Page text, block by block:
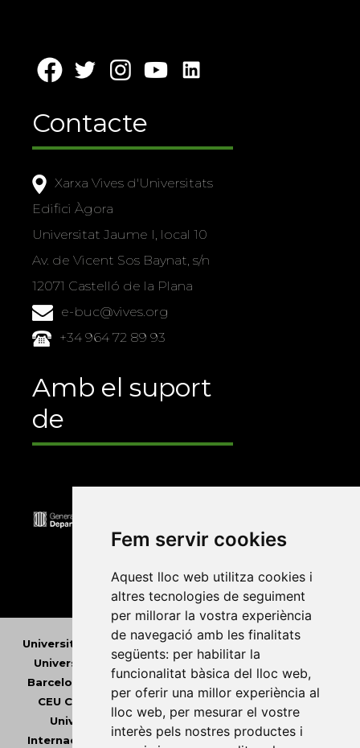
Fem servir cookies
Aquest lloc web utilitza cookies i
altres tecnologies de seguiment
per millorar la vostra experiència
de navegació amb les finalitats
següents: per habilitar la
funcionalitat bàsica del lloc web,
per oferir una millor experiència al
lloc web, per mesurar el vostre
interès pels nostres productes i
Contacte
Xarxa Vives d'Universitats
Edifici Àgora
Universitat Jaume I, local 10
Av. de Vicent Sos Baynat, s/n
12071 Castelló de la Plana
e-buc@vives.org
+34 964 72 89 93
Amb el suport
de
Universitat Abat Oliba CEU•Universitat d'Alacant
Universitat d'Andorra•Universitat Autònoma de
Barcelona
Universitat de Barcelona•Universitat
CEU Cardenal Herrera•Universitat de Girona •
Universitat de les Illes Balears•
Universitat
Internacional de Catalunya•Universitat Jaume I